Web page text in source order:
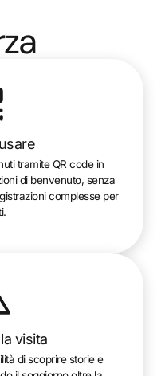
tramite QR code in
di benvenuto, senza
complesse per
visita
di scoprire storie e